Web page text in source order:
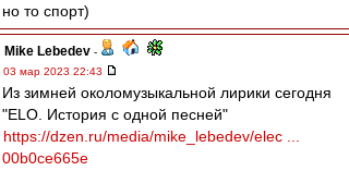
но то спорт)
Mike Lebedev -
03 мар 2023 22:43
Из зимней околомузыкальной лирики сегодня
"ELO. История с одной песней"
https://dzen.ru/media/mike_lebedev/elec ...
00b0ce665e